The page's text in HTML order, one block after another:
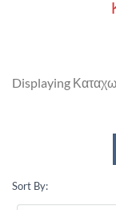
Displaying
Sort By: